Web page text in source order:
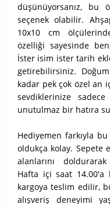
düşünüyorsanız, bu
seçenek olabilir.
10x10 cm
özelliği sayesinde
İster isim ister tarih
getirebilirsiniz.
kadar pek çok özel an
sevdiklerinize
unutulmaz bir hatıra
Hediyemen farkıyla
oldukça kolay. Sepete
alanlarını
Hafta içi saat 14.00'a
kargoya teslim edilir,
alışveriş deneyimi